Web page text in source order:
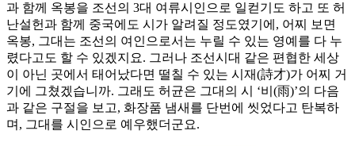
과 함께 옥봉을 조선의 3대 여류시인으로 일컫기도 하고 또 허
난설헌과 함께 중국에도 시가 알려질 정도였기에, 어찌 보면
옥봉, 그대는 조선의 여인으로서는 누릴 수 있는 영예를 다 누
렸다고도 할 수 있겠지요. 그러나 조선시대 같은 편협한 세상
이 아닌 곳에서 태어났다면 떨칠 수 있는 시재(詩才)가 어찌 거
기에 그쳤겠습니까. 그래도 허균은 그대의 시 ‘비(雨)’의 다음
과 같은 구절을 보고, 화장품 냄새를 단번에 씻었다고 탄복하
며, 그대를 시인으로 예우했더군요.